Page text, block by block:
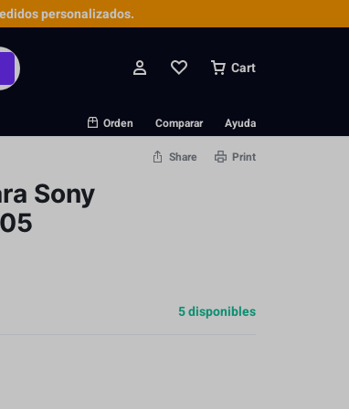
personalizados.
Cart
Orden Comparar Ayuda
Share Print
Sony
5 disponibles